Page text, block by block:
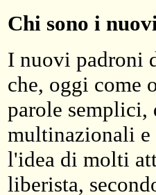
Chi sono i
I nuovi padroni
che, oggi come
parole
multinazionali
l'idea di molti
liberista,